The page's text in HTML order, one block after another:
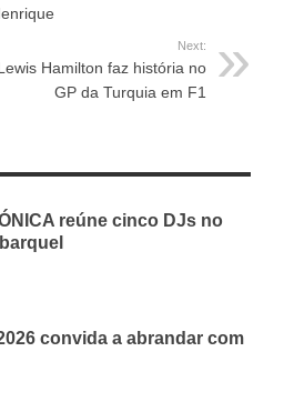
Next:
Hamilton faz história no
GP da Turquia em F1
reúne cinco DJs no
convida a abrandar com